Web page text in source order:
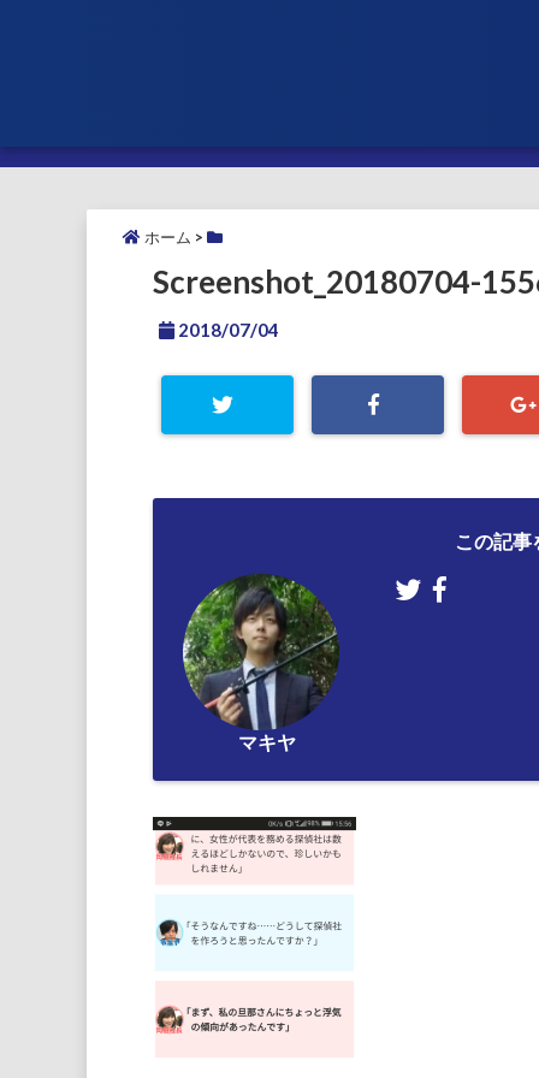
ホーム >
Screenshot_20180704-
2018/07/04
この記
マキヤ